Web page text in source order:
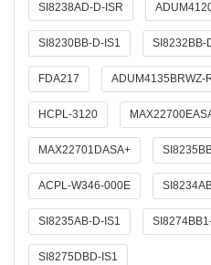
SI8238AD-D-ISR
SI8230BB-D-IS1 SI8232BB-
FDA217 ADUM4135BRWZ-
HCPL-3120
MAX22701DASA+
ACPL-W346-000E
SI8235AB-D-IS1
SI8275DBD-IS1